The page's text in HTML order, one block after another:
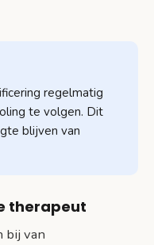
regelmatig
te volgen. Dit
blijven van
therapeut
bij van